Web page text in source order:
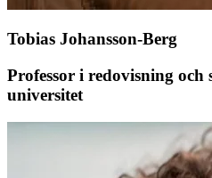
Tobias Johansson-Berg
Professor i redovisning
universitet